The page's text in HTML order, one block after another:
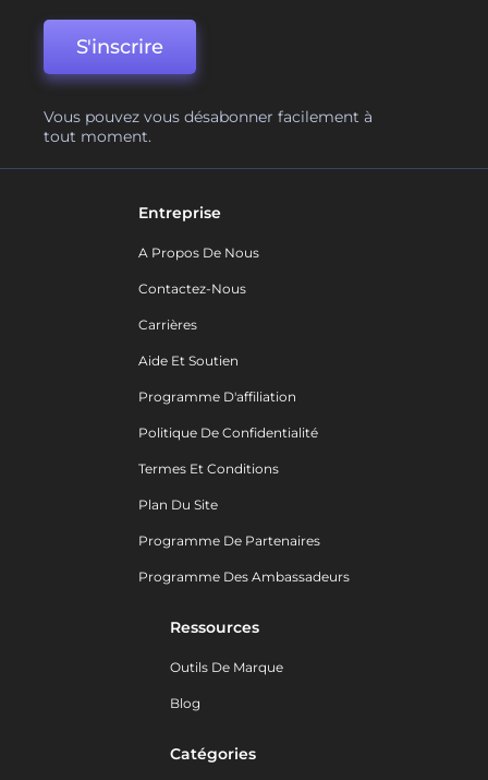
S'inscrire
Vous pouvez vous désabonner facilement à
tout moment.
Entreprise
A Propos De Nous
Contactez-Nous
Carrières
Aide Et Soutien
Programme D'affiliation
Politique De Confidentialité
Termes Et Conditions
Plan Du Site
Programme De Partenaires
Programme Des Ambassadeurs
Ressources
Outils De Marque
Blog
Catégories